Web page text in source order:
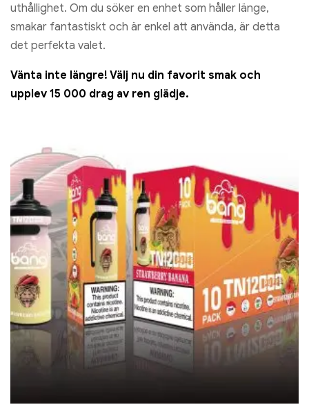
uthållighet. Om du söker en enhet som håller länge,
smakar fantastiskt och är enkel att använda, är detta
det perfekta valet.
Vänta inte längre! Välj nu din favorit smak och
upplev 15 000 drag av ren glädje.